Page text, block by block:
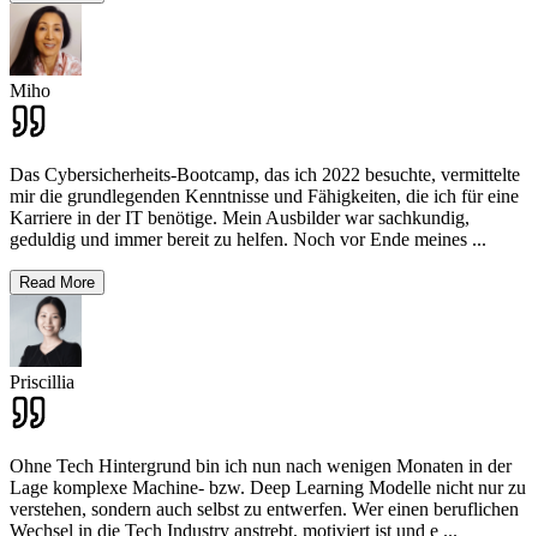
Miho
Das Cybersicherheits-Bootcamp, das ich 2022 besuchte, vermittelte
mir die grundlegenden Kenntnisse und Fähigkeiten, die ich für eine
Karriere in der IT benötige. Mein Ausbilder war sachkundig,
geduldig und immer bereit zu helfen. Noch vor Ende meines ...
Read More
Priscillia
Ohne Tech Hintergrund bin ich nun nach wenigen Monaten in der
Lage komplexe Machine- bzw. Deep Learning Modelle nicht nur zu
verstehen, sondern auch selbst zu entwerfen. Wer einen beruflichen
Wechsel in die Tech Industry anstrebt, motiviert ist und e ...